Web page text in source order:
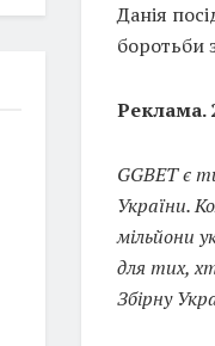
Данія
боротьби
Реклама.
GGBET є
України.
мільйони
для тих,
Збірну